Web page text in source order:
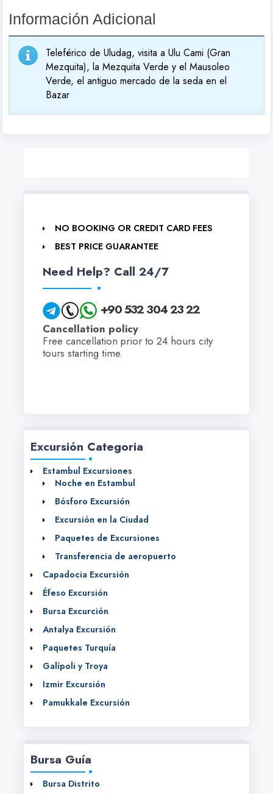
Información Adicional
Teleférico de Uludag, visita a Ulu Cami (Gran
Mezquita), la Mezquita Verde y el Mausoleo
Verde, el antiguo mercado de la seda en el
Bazar
NO BOOKING OR CREDIT CARD FEES
BEST PRICE GUARANTEE
Need Help? Call 24/7
+90 532 304 23 22
Cancellation policy
Free cancellation prior to 24 hours city
tours starting time.
Excursión Categoria
Estambul Excursiones
Noche en Estambul
Bósforo Excursión
Excursión en la Ciudad
Paquetes de Excursiones
Transferencia de aeropuerto
Capadocia Excursión
Éfeso Excursión
Bursa Excurción
Antalya Excursión
Paquetes Turquía
Galípoli y Troya
Izmir Excursión
Pamukkale Excursión
Bursa Guía
Bursa Distrito